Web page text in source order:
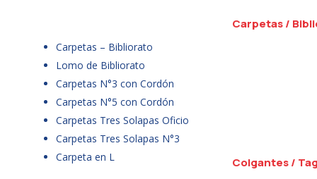
Carpetas /
Carpetas – Bibliorato
Lomo de Bibliorato
Carpetas N°3 con Cordón
Carpetas N°5 con Cordón
Carpetas Tres Solapas Oficio
Carpetas Tres Solapas N°3
Carpeta en L
Colgantes /